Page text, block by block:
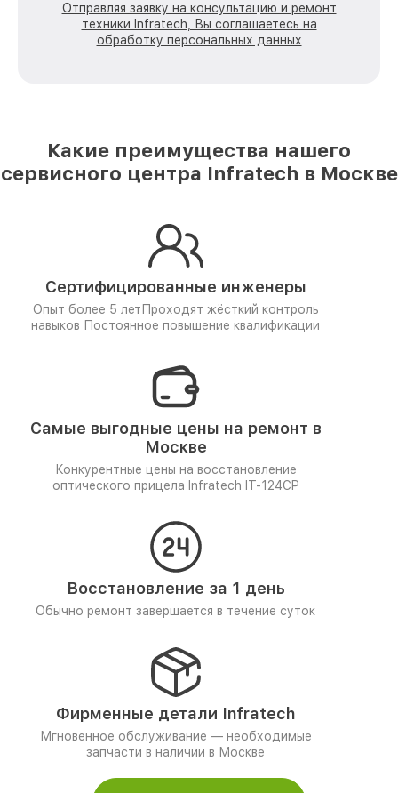
Отправляя заявку на консультацию и ремонт
техники Infratech, Вы соглашаетесь на
обработку персональных данных
Какие преимущества нашего
сервисного центра Infratech в Москве
Сертифицированные инженеры
Опыт более 5 лет Проходят жёсткий контроль
навыков Постоянное повышение квалификации
Самые выгодные цены на ремонт в
Москве
Конкурентные цены на восстановление
оптического прицела Infratech IT-124CP
Восстановление за 1 день
Обычно ремонт завершается в течение суток
Фирменные детали Infratech
Мгновенное обслуживание — необходимые
запчасти в наличии в Москве